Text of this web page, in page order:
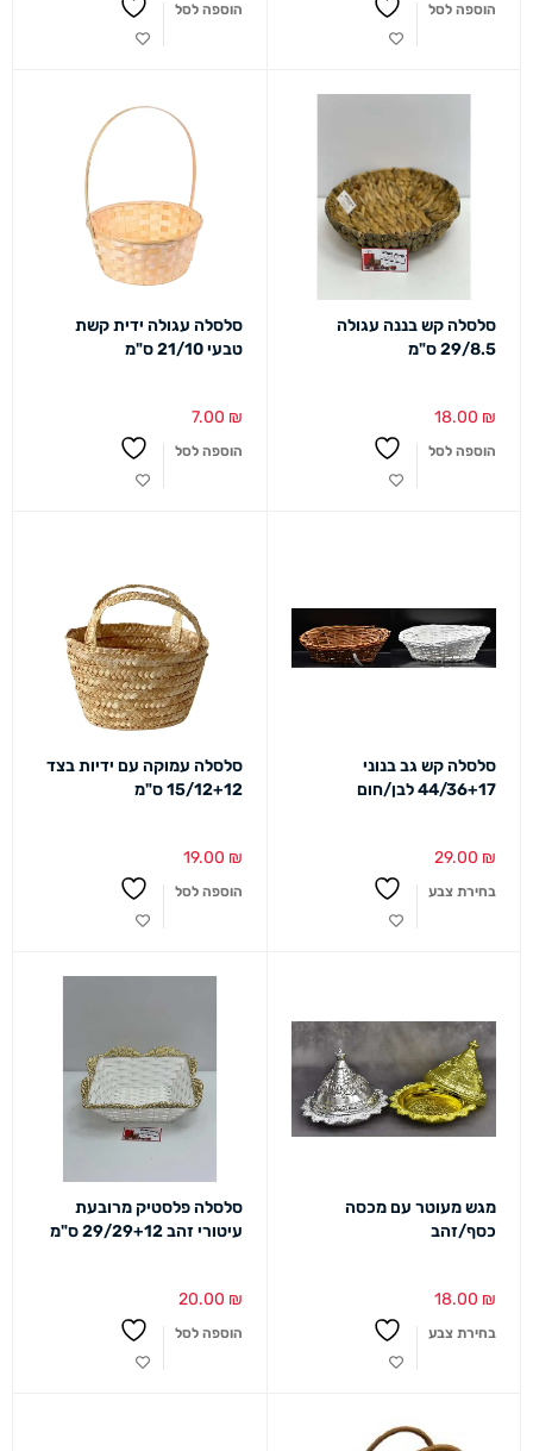
הוספה לסל הוספה לסל
סלסלה קש בננה עגולה
29/8.5 ס"מ
18.00 ₪
הוספה לסל
סלסלה עגולה ידית קשת
טבעי 21/10 ס"מ
7.00 ₪
הוספה לסל
סלסלה קש גב בנוני
44/36+17 לבן/חום
29.00 ₪
בחירת צבע
סלסלה עמוקה עם ידיות בצד
15/12+12 ס"מ
19.00 ₪
הוספה לסל
מגש מעוטר עם מכסה
כסף/זהב
18.00 ₪
בחירת צבע
סלסלה פלסטיק מרובעת
עיטורי זהב 29/29+12 ס"מ
20.00 ₪
הוספה לסל